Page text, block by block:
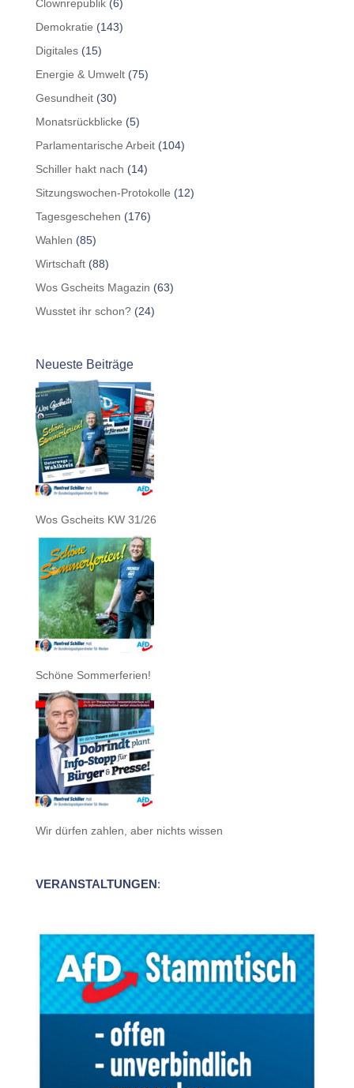
Clownrepublik(6)
Demokratie (143)
Digitales(15)
Energie & Umwelt(75)
Gesundheit(30)
Monatsrückblicke (5)
Parlamentarische Arbeit(104)
Schiller hakt nach (14)
Sitzungswochen-Protokolle (12)
Tagesgeschehen (176)
Wahlen (85)
Wirtschaft(88)
Wos Gscheits Magazin (63)
Wusstet ihr schon?(24)
Neueste Beiträge
Wos Gscheits KW 31/26
Schöne Sommerferien!
Wir dürfen zahlen, aber nichts wissen
VERANSTALTUNGEN: